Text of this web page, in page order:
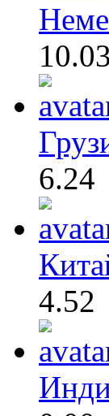
10.03
6.24
4.52